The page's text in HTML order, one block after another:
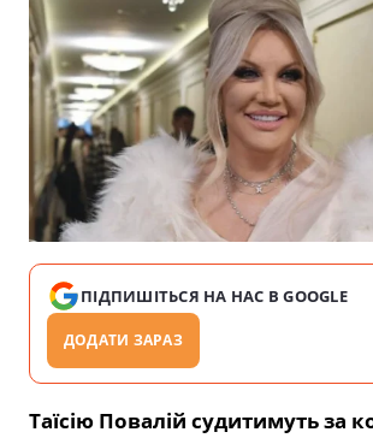
ПІДПИШІТЬСЯ НА НАС В GOOGLE
ДОДАТИ ЗАРАЗ
Таїсію Повалій судитимуть за